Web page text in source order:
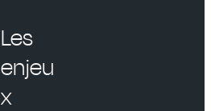
Les
enjeu
x